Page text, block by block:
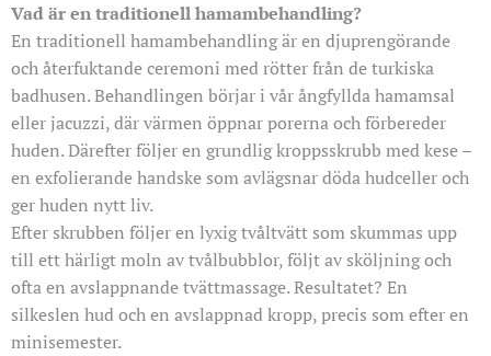
Vad är en traditionell hamambehandling?
En traditionell hamambehandling är en djuprengörande
och återfuktande ceremoni med rötter från de turkiska
badhusen. Behandlingen börjar i vår ångfyllda hamamsal
eller jacuzzi, där värmen öppnar porerna och förbereder
huden. Därefter följer en grundlig kroppsskrubb med kese –
en exfolierande handske som avlägsnar döda hudceller och
ger huden nytt liv.
Efter skrubben följer en lyxig tvåltvätt som skummas upp
till ett härligt moln av tvålbubblor, följt av sköljning och
ofta en avslappnande tvättmassage. Resultatet? En
silkeslen hud och en avslappnad kropp, precis som efter en
minisemester.